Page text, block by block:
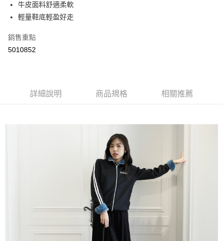
悠遊付
Google Pay
AFTEE先享後付
便利好安心！
１．於結帳方式選擇「AFTEE先享後付」後，將跳轉至「AFTEE先享後付」
結帳頁面，進行簡訊認證並確認金額後，即可完成結帳。
２．訂單成立數日內，您將收到繳費通知簡訊。
３．收到繳費通知簡訊後14天內，點擊此簡訊中的連結，可透過四大超商／
ATM／網路銀行／等多元方式進行付款，方視為交易完成。
※ 請注意：結帳手續完成當下不需立刻繳費，但若您需要取消訂單，請聯絡
購買商品的店家。未經商家同意取消之訂單仍視為有效，需透過AFTEE先享
後付繳納相關費用。
※ 交易是否成功請以「AFTEE先享後付 」之結帳頁面顯示為準，若有關於
是否繳費成功／繳費後需取消欲退款等相關疑問，請聯繫「AFTEE先享後付
客戶支援中心」https://netprotections.freshdesk.com/support/home
每筆NT$60，滿NT$800(含以上)免運費
每筆NT$60，滿NT$800(含以上)免運費
每筆NT$60，滿NT$800(含以上)免運費
每筆NT$60，滿NT$800(含以上)免運費
牛皮面料舒適柔軟
輕量鞋底輕盈好走
銷售重點
5010852
詳細說明 商品規格 相關推薦